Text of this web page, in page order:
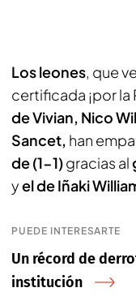
Los leones, que
certificada ¡por la
de Vivian, Nico
Sancet, han
de (1-1)gracias al
yel de Iñaki
PUEDE INTERESARTE
Un récord de
institución